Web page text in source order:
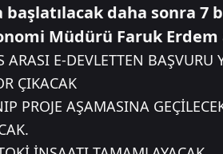
daha sonra 7
Müdürü Faruk
E-DEVLETTEN BAŞVURU
ÇIKACAK
PROJE AŞAMASINA